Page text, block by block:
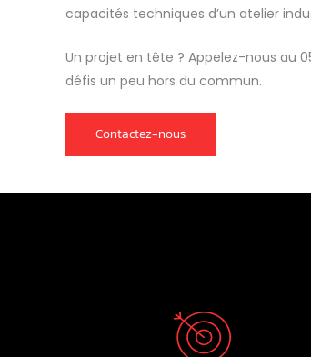
capacités techniques d’un atelier
Un projet en tête ? Appelez-nous au
défis un peu hors du commun.
Contactez-nous